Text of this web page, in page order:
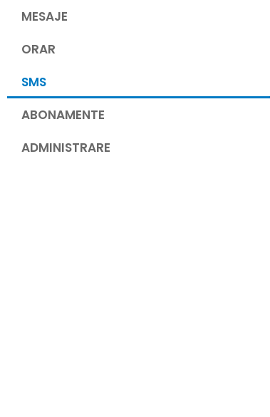
MESAJE
ORAR
SMS
ABONAMENTE
ADMINISTRARE